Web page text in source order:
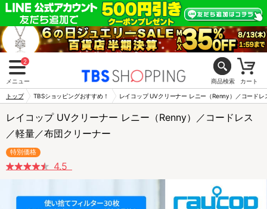
2
メニュー 商品検索 カート
トップ TBSショッピングおすすめ！ レイコップ UVクリーナー レニー（Renny）／コード
レイコップ UVクリーナー レニー（Renny）／コードレス
／軽量／布団クリーナー
特別価格
4.5